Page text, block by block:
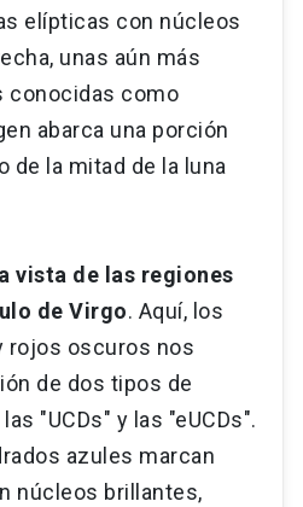
elípticas con núcleos
unas aún más
conocidas como
abarca una porción
de la mitad de la luna
vista de las regiones
de Virgo. Aquí, los
rojos oscuros nos
de dos tipos de
"UCDs" y las "eUCDs".
azules marcan
núcleos brillantes,